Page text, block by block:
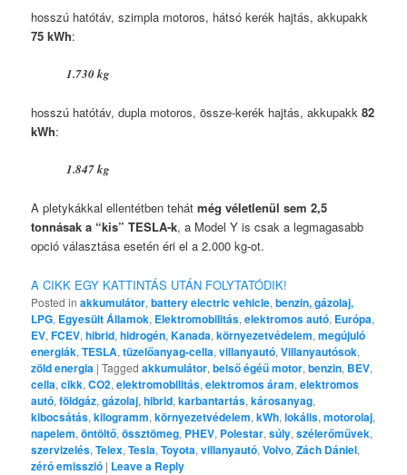
hosszú hatótáv, szimpla motoros, hátsó kerék hajtás, akkupakk
75 kWh:
1.730 kg
hosszú hatótáv, dupla motoros, össze-kerék hajtás, akkupakk82
kWh:
1.847 kg
A pletykákkal ellentétben tehátmég véletlenül sem 2,5
tonnásak a “kis” TESLA-k, a Model Y is csak a legmagasabb
opció választása esetén éri el a 2.000 kg-ot.
A CIKK EGY KATTINTÁS UTÁN FOLYTATÓDIK!
Posted in akkumulátor,battery electric vehicle,benzin, gázolaj,
LPG, Egyesült Államok, Elektromobilitás,elektromos autó, Európa,
EV,FCEV,hibrid,hidrogén,Kanada,környezetvédelem,megújuló
energiák,TESLA,tüzelőanyag-cella,villanyautó,Villanyautósok,
zöld energia |Tagged akkumulátor,belső égéű motor,benzin, BEV,
cella,cikk,CO2,elektromobilitás,elektromos áram,elektromos
autó,földgáz,gázolaj,hibrid,karbantartás,károsanyag,
kibocsátás,kilogramm,környezetvédelem,kWh,lokális,motorolaj,
napelem,öntöltő,össztömeg, PHEV, Polestar,súly,szélerőművek,
szervizelés,Telex,Tesla,Toyota,villanyautó,Volvo,Zách Dániel,
zéró emisszió | Leave a Reply